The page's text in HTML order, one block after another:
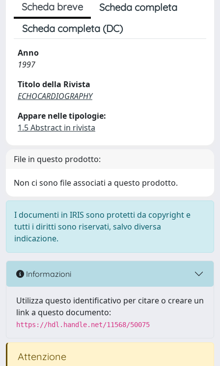
Scheda breve
Scheda completa
Scheda completa (DC)
Anno
1997
Titolo della Rivista
ECHOCARDIOGRAPHY
Appare nelle tipologie:
1.5 Abstract in rivista
File in questo prodotto:
Non ci sono file associati a questo prodotto.
I documenti in IRIS sono protetti da copyright e
tutti i diritti sono riservati, salvo diversa
indicazione.
Informazioni
Utilizza questo identificativo per citare o creare un
link a questo documento:
https://hdl.handle.net/11568/50075
Attenzione